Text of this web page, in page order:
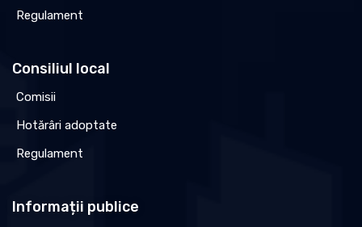
Regulament
Consiliul local
Comisii
Hotărâri adoptate
Regulament
Informații publice